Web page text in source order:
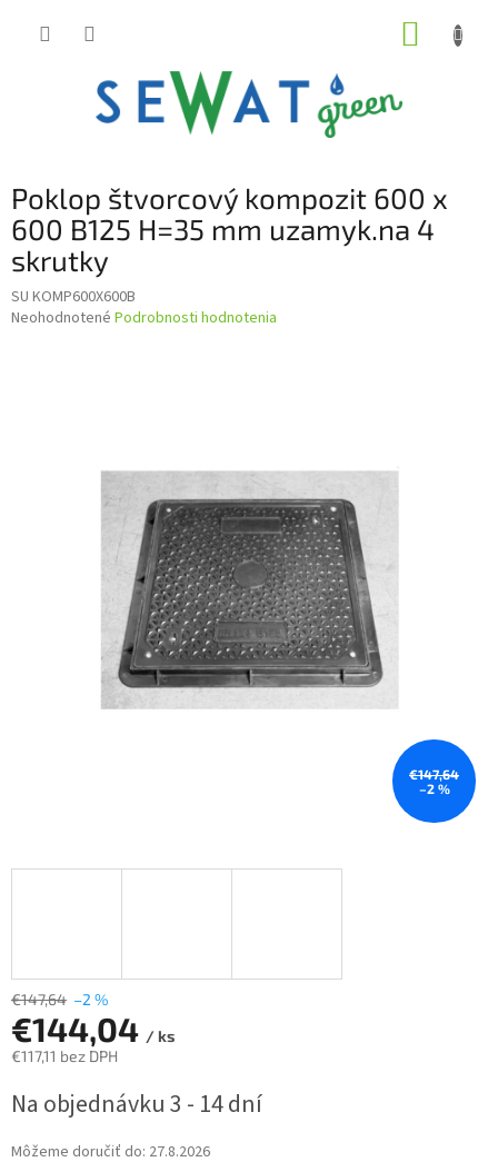
Poklop štvorcový kompozit 600 x
600 B125 H=35 mm uzamyk.na 4
skrutky
SU KOMP600X600B
Priemerné
Neohodnotené Podrobnosti hodnotenia
€147,64
–2 %
€147,64 –2 %
€144,04 / ks
€117,11 bez DPH
cena:
Na objednávku 3 - 14 dní
Môžeme doručiť do: 27.8.2026